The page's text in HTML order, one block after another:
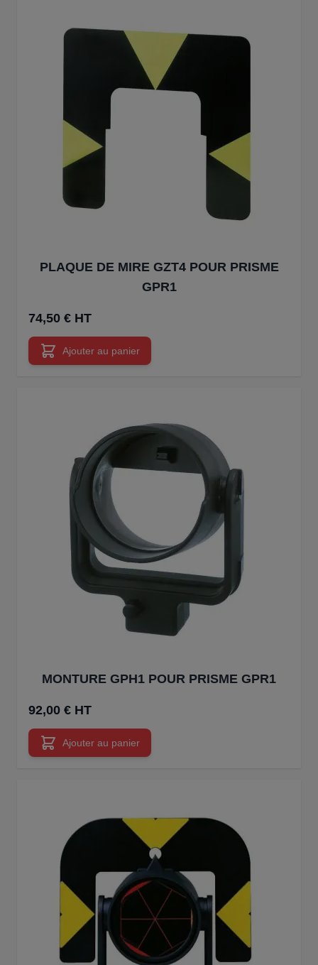
PLAQUE DE MIRE GZT4 POUR PRISME
GPR1
74,50 € HT
Ajouter au panier
MONTURE GPH1 POUR PRISME GPR1
92,00 € HT
Ajouter au panier